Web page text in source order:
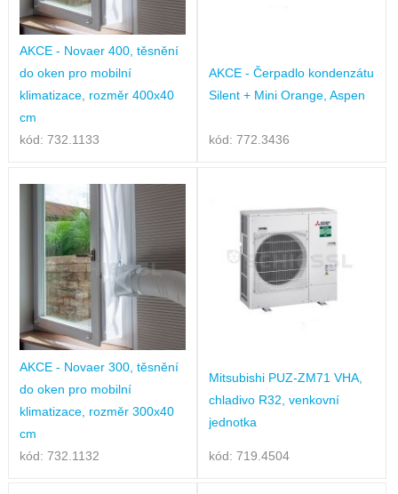
AKCE - Novaer 400, těsnění
do oken pro mobilní
klimatizace, rozměr 400x40
cm
kód: 732.1133
AKCE - Čerpadlo kondenzátu
Silent + Mini Orange, Aspen
kód: 772.3436
AKCE - Novaer 300, těsnění
do oken pro mobilní
klimatizace, rozměr 300x40
cm
kód: 732.1132
Mitsubishi PUZ-ZM71 VHA,
chladivo R32, venkovní
jednotka
kód: 719.4504